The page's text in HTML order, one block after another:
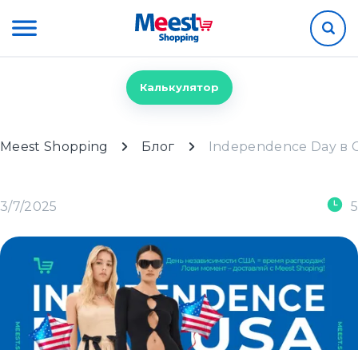
Калькулятор
Meest Shopping Блог Independence Day в
3/7/2025 5